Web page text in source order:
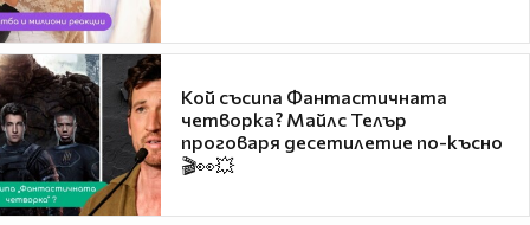
Кой съсипа Фантастичната
четворка? Майлс Телър
проговаря десетилетие по-късно
🎬👀💥